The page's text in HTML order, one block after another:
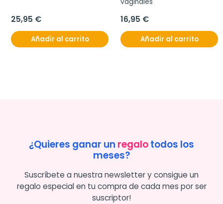
25,95 €
Añadir al carrito
16,95 €
Añadir al carrito
¿Quieres ganar un regalotodos los
meses?
Suscríbete a nuestra newsletter y consigue un
regalo especial en tu compra de cada mes por ser
suscriptor!